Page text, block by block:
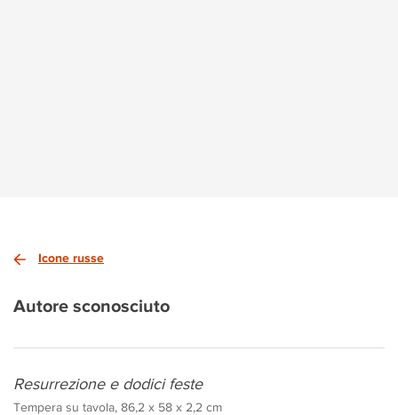
Icone russe
Autore sconosciuto
Resurrezione e dodici feste
Tempera su tavola, 86,2 x 58 x 2,2 cm